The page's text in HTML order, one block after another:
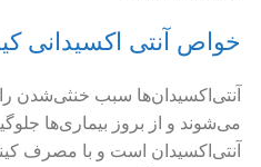
خواص آنتی اکسیدانی
آنتی‌اکسیدان‌ها سبب خنثی‌شدن
می‌شوند و از بروز بیماری‌ها
آنتی‌اکسیدان است و با مصرف